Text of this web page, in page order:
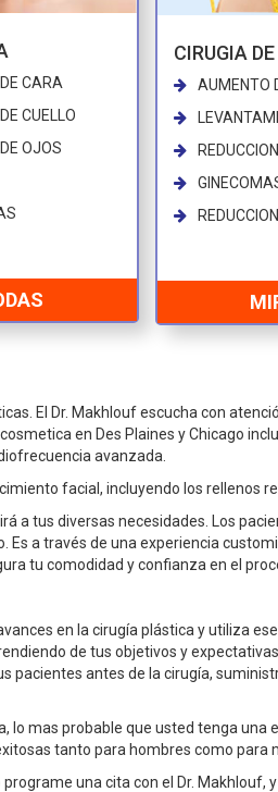
CARA
CUELLO
OJOS
CIRUGIA
AUMENTO
El Dr. Makhlouf escucha con
en Des Plaines y Chicago
avanzada.
facial, incluyendo los rellenos
a tus diversas necesidades. Los
a través de una experiencia
tu comodidad y confianza en el
en la cirugía plástica y utiliza
de tus objetivos y
pacientes antes de la cirugía,
mas probable que usted tenga una
tanto para hombres como para
una cita con el Dr.